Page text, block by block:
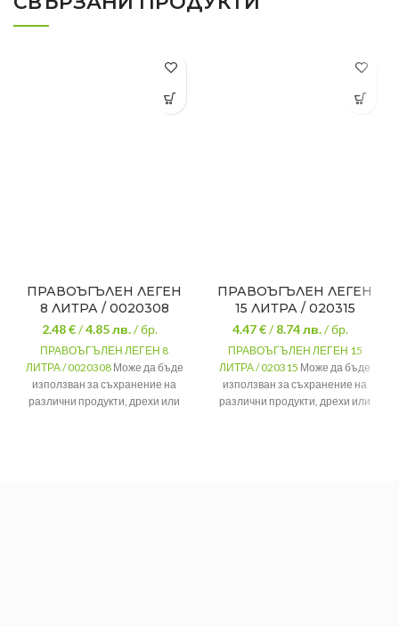
ПРАВОЪГЪЛЕН ЛЕГЕН
8 ЛИТРА / 0020308
2.48 €/4.85лв./ бр.
ПРАВОЪГЪЛЕН ЛЕГЕН 8
ЛИТРА / 0020308Може да бъде
използван за съхранение на
различни продукти, дрехи или
ПРАВОЪГЪЛЕН ЛЕГЕН
15 ЛИТРА / 020315
4.47 €/8.74лв./ бр.
ПРАВОЪГЪЛЕН ЛЕГЕН 15
ЛИТРА / 020315 Може да бъде
използван за съхранение на
различни продукти, дрехи или